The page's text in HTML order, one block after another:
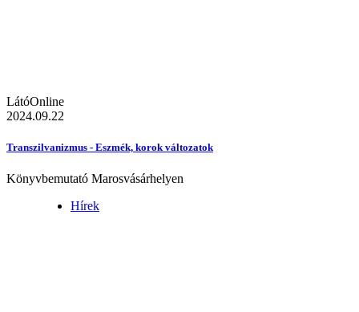
LátóOnline
2024.09.22
Transzilvanizmus - Eszmék, korok változatok
Könyvbemutató Marosvásárhelyen
Hírek